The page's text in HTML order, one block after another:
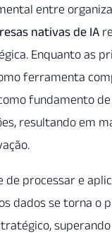
entre
nativas de IA
Enquanto as
ferramenta
fundamento
resultando em
de processar e
dados se torna o
superando